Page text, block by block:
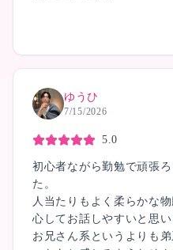
ゆうひ
7/15/2026
5.0
初心者ながら勤勉で頑張
た。
人当たりもよく柔らかな
心してお話しやすいと思い
お兄さん系というよりも